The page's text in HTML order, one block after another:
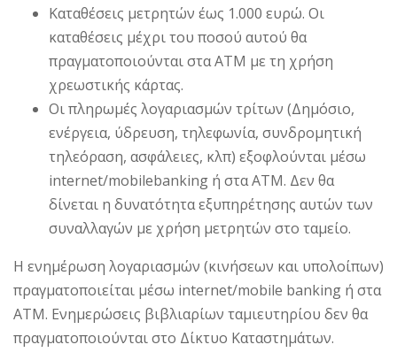
Καταθέσεις μετρητών έως 1.000 ευρώ. Οι
καταθέσεις μέχρι του ποσού αυτού θα
πραγματοποιούνται στα ΑΤΜ με τη χρήση
χρεωστικής κάρτας.
Οι πληρωμές λογαριασμών τρίτων (Δημόσιο,
ενέργεια, ύδρευση, τηλεφωνία, συνδρομητική
τηλεόραση, ασφάλειες, κλπ) εξοφλούνται μέσω
internet/mobilebanking ή στα ΑΤΜ. Δεν θα
δίνεται η δυνατότητα εξυπηρέτησης αυτών των
συναλλαγών με χρήση μετρητών στο ταμείο.
Η ενημέρωση λογαριασμών (κινήσεων και υπολοίπων)
πραγματοποιείται μέσω internet/mobile banking ή στα
ΑΤΜ. Ενημερώσεις βιβλιαρίων ταμιευτηρίου δεν θα
πραγματοποιούνται στο Δίκτυο Καταστημάτων.